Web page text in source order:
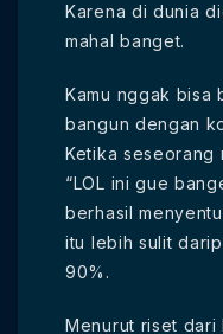
Karena di dunia
mahal banget.
Kamu nggak bisa
bangun dengan
Ketika seseorang
“LOL ini gue
berhasil
itu lebih sulit
90%.
Menurut riset dari